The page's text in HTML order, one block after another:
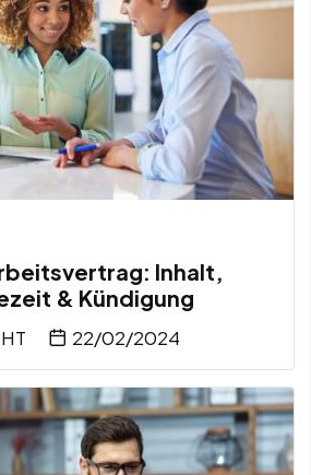
Inhalt,
& Kündigung
22/02/2024